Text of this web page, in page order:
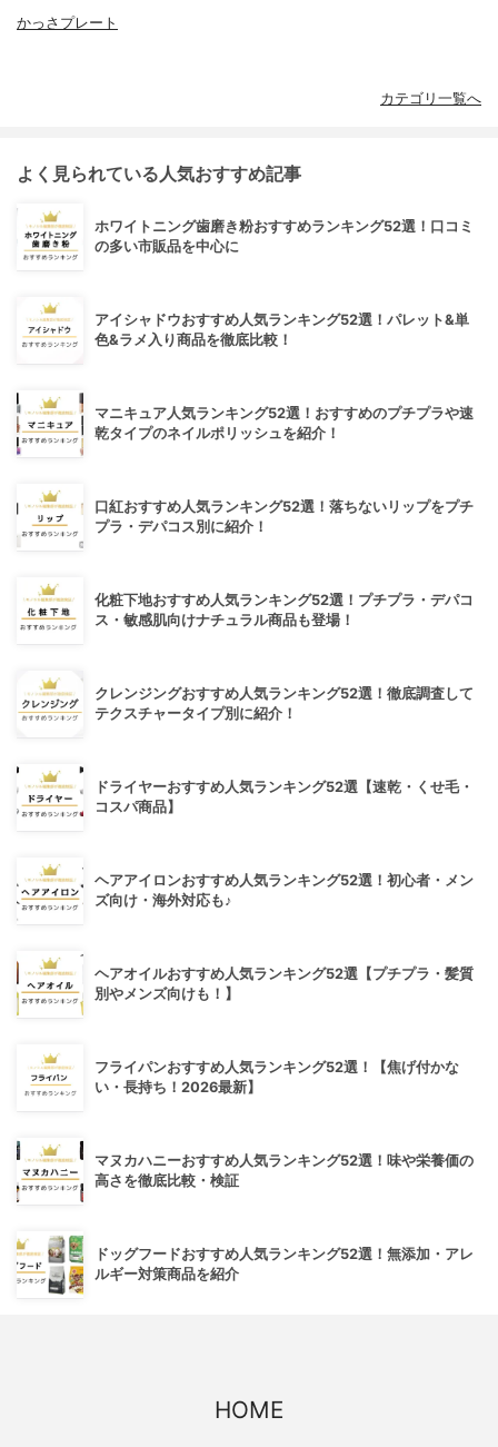
かっさプレート
カテゴリ一覧へ
よく見られている人気おすすめ記事
ホワイトニング歯磨き粉おすすめランキング52選！口コミ
の多い市販品を中心に
アイシャドウおすすめ人気ランキング52選！パレット&単
色&ラメ入り商品を徹底比較！
マニキュア人気ランキング52選！おすすめのプチプラや速
乾タイプのネイルポリッシュを紹介！
口紅おすすめ人気ランキング52選！落ちないリップをプチ
プラ・デパコス別に紹介！
化粧下地おすすめ人気ランキング52選！プチプラ・デパコ
ス・敏感肌向けナチュラル商品も登場！
クレンジングおすすめ人気ランキング52選！徹底調査して
テクスチャータイプ別に紹介！
ドライヤーおすすめ人気ランキング52選【速乾・くせ毛・
コスパ商品】
ヘアアイロンおすすめ人気ランキング52選！初心者・メン
ズ向け・海外対応も♪
ヘアオイルおすすめ人気ランキング52選【プチプラ・髪質
別やメンズ向けも！】
フライパンおすすめ人気ランキング52選！【焦げ付かな
い・長持ち！2026最新】
マヌカハニーおすすめ人気ランキング52選！味や栄養価の
高さを徹底比較・検証
ドッグフードおすすめ人気ランキング52選！無添加・アレ
ルギー対策商品を紹介
HOME